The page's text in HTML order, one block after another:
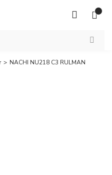
NACHI NU218 C3 RULMAN